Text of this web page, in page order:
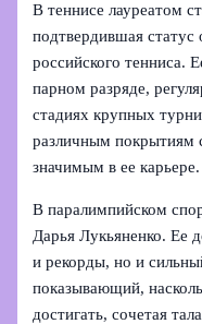
В теннисе лауреатом
подтвердившая
российского тенниса.
парном разряде,
стадиях крупных
различным покрытиям
значимым в ее карьере.
В паралимпийском
Дарья Лукьяненко. Ее
и рекорды, но и
показывающий,
достигать, сочетая